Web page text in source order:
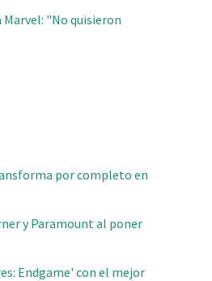
Marvel: "No quisieron
por completo en
y Paramount al poner
Endgame' con el mejor